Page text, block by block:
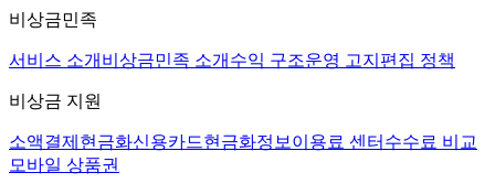
비상금민족
서비스 소개 비상금민족 소개 수익 구조운영 고지 편집 정책
비상금 지원
소액결제현금화신용카드현금화정보이용료 센터 수수료 비교
모바일 상품권